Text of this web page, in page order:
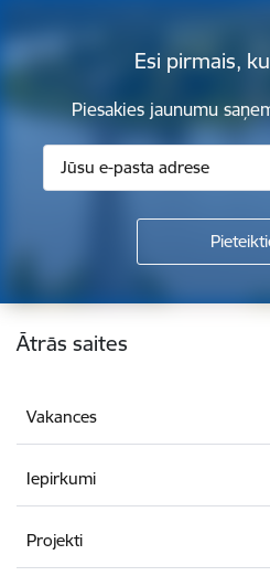
Esi pirmais,
Piesakies jaunumu
Kājene
Ātrās saites
Vakances
Iepirkumi
Projekti